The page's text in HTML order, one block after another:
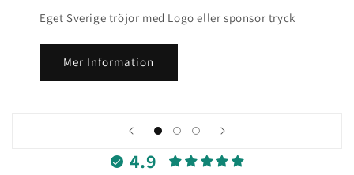
Eget Sverige tröjor med Logo eller sponsor tryck
Mer Information
4.9